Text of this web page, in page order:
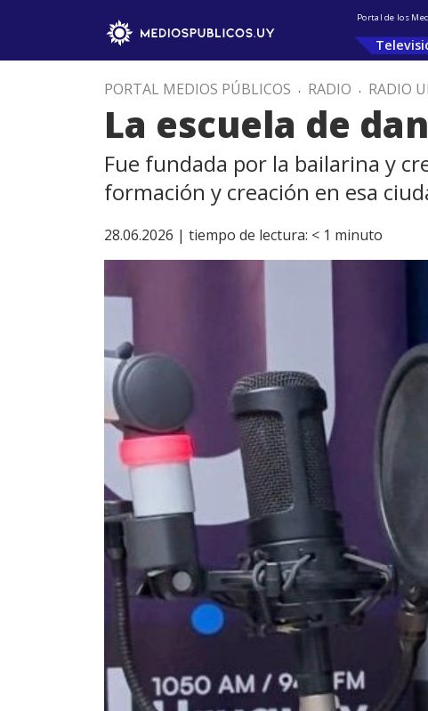
Portal de los
PORTAL MEDIOS PÚBLICOS . RADIO . RADIO
La escuela de
Fue fundada por la bailarina y
formación y creación en esa
28.06.2026 | tiempo de lectura: < 1 minuto